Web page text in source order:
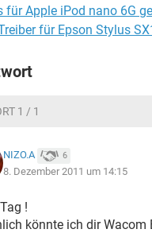
für Apple iPod nano 6G
für Epson Stylus
1 / 1
NIZO.A 6
8. Dezember 2011 um 14:15
!
könnte ich dir Wacom